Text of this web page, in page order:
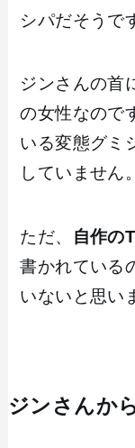
シパだそうで
ジンさんの首
の女性なので
いる変態グミ
していません。
ただ、 自作の
書かれている
いないと思い
ジンさんか